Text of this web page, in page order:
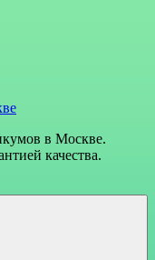
в Москве.
качества.